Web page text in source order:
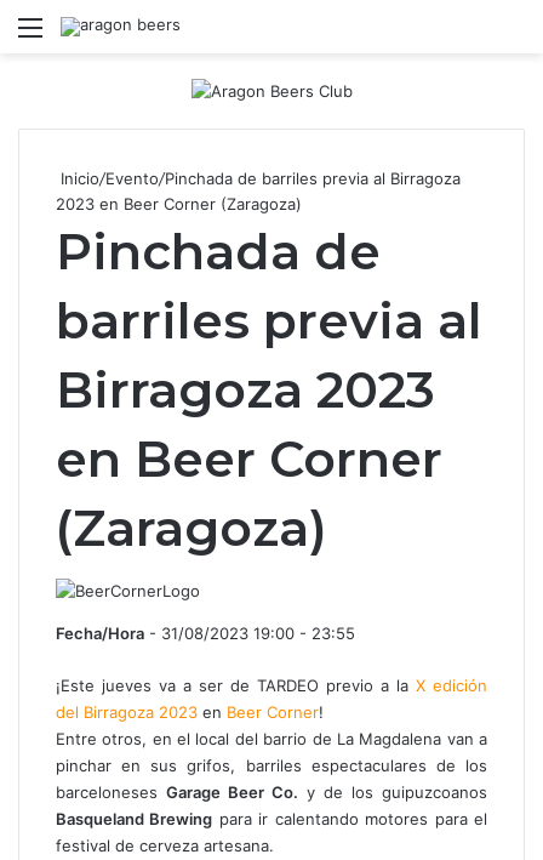
Menú
Inicio/Evento/Pinchada de barriles previa al Birragoza
2023 en Beer Corner (Zaragoza)
Pinchada de
barriles previa al
Birragoza 2023
en Beer Corner
(Zaragoza)
Fecha/Hora - 31/08/2023 19:00 - 23:55
¡Este jueves va a ser de TARDEO previo a la X edición
del Birragoza 2023 en Beer Corner!
Entre otros, en el local del barrio de La Magdalena van a
pinchar en sus grifos, barriles espectaculares de los
barceloneses Garage Beer Co. y de los guipuzcoanos
Basqueland Brewing para ir calentando motores para el
festival de cerveza artesana.